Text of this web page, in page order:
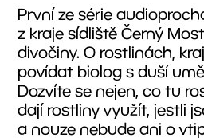
První ze série
z kraje sídliště Černý
divočiny. O rostlinách,
povídat biolog s duší
Dozvíte se nejen, co tu
dají rostliny využít, jestli
a nouze nebude ani o